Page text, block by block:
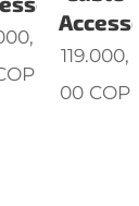
119.000,
00 COP